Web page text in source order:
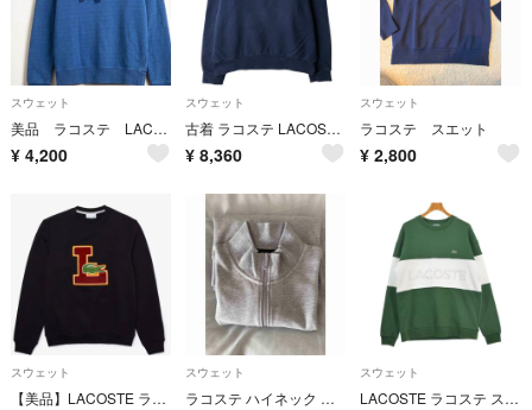
スウェット
美品 ラコステ LACOSTE ビッグワニ スウェット トレーナー ブルー M
¥ 4,200
スウェット
古着 ラコステ LACOSTE CLASSIC FIT カラーネップ ワンポイントロゴスウェットシャツ トレーナー メンズL相当/eaa630499
¥ 8,360
スウェット
ラコステ スエット
¥ 2,800
スウェット
【美品】LACOSTE ラコステLロゴワッペン スウェット トレーナー ネイビー
スウェット
ラコステ ハイネック ハーフジップスウェット
スウェット
LACOSTE ラコステ スウェット XL 緑 【古着】【中古】【送料無料】